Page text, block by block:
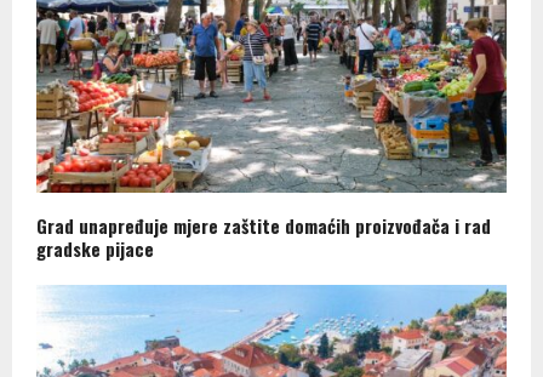
Grad unapređuje mjere zaštite domaćih proizvođača i rad
gradske pijace